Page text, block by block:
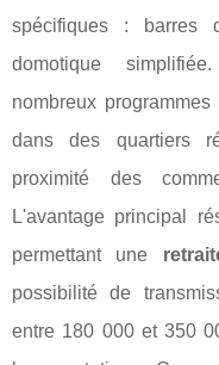
spécifiques : barres
domotique
nombreux
dans des quartiers
proximité des
L'avantage principal
permettant une
possibilité de
entre 180 000 et 350